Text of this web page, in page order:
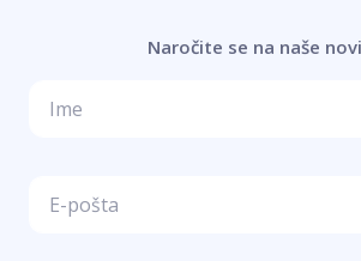
Naročite se na naše